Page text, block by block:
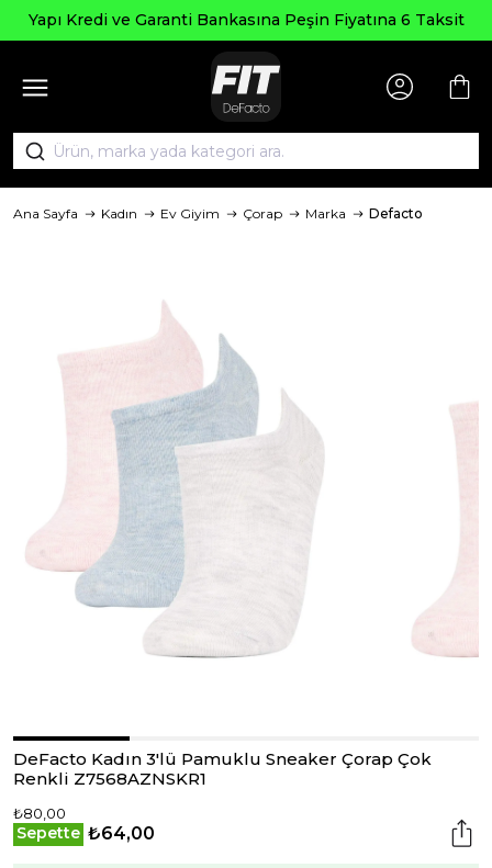
Yapı Kredi ve Garanti Bankasına Peşin Fiyatına 6 Taksit
Ana Sayfa Kadın Ev Giyim Çorap Marka Defacto
DeFacto Kadın 3'lü Pamuklu Sneaker Çorap Çok
Renkli Z7568AZNSKR1
₺80,00
Sepette ₺64,00